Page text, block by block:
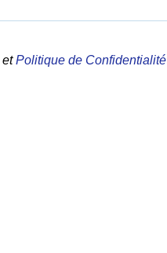
etPolitique de Confidentialité